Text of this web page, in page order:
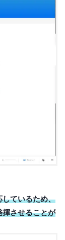
ているため、
させることが